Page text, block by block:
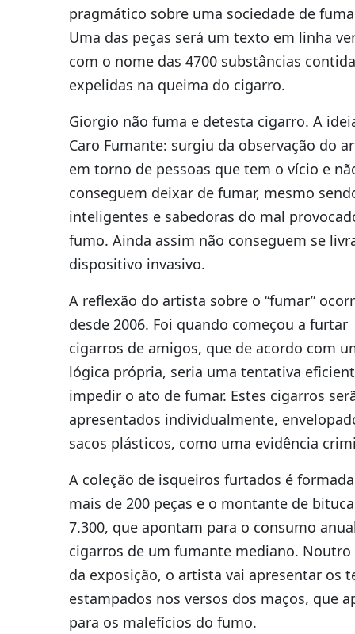
pragmático sobre uma sociedade de
Uma das peças será um texto em linha
com o nome das 4700 substâncias
expelidas na queima do cigarro.
Giorgio não fuma e detesta cigarro. A
Caro Fumante: surgiu da observação do
em torno de pessoas que tem o vício e
conseguem deixar de fumar, mesmo
inteligentes e sabedoras do mal
fumo. Ainda assim não conseguem se
dispositivo invasivo.
A reflexão do artista sobre o “fumar”
desde 2006. Foi quando começou a furtar
cigarros de amigos, que de acordo com
lógica própria, seria uma tentativa
impedir o ato de fumar. Estes cigarros
apresentados individualmente,
sacos plásticos, como uma evidência
A coleção de isqueiros furtados é
mais de 200 peças e o montante de
7.300, que apontam para o consumo
cigarros de um fumante mediano. Noutro
da exposição, o artista vai apresentar os
estampados nos versos dos maços, que
para os malefícios do fumo.